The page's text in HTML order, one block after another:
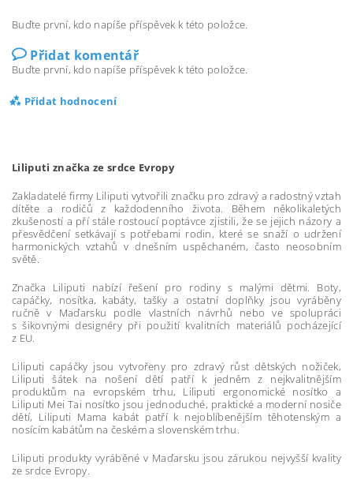
Buďte první, kdo napíše příspěvek k této položce.
Přidat komentář
Buďte první, kdo napíše příspěvek k této položce.
Přidat hodnocení
Liliputi značka ze srdce Evropy
Zakladatelé firmy Liliputi vytvořili značku pro zdravý a radostný vztah
dítěte a rodičů z každodenního života. Během několikaletých
zkušeností a pří stále rostoucí poptávce zjistili, že se jejich názory a
přesvědčení setkávají s potřebami rodin, které se snaží o udržení
harmonických vztahů v dnešním uspěchaném, často neosobním
světě.
Značka Liliputi nabízí řešení pro rodiny s malými dětmi. Boty,
capáčky, nosítka, kabáty, tašky a ostatní doplňky jsou vyráběny
ručně v Maďarsku podle vlastních návrhů nebo ve spolupráci
s šikovnými designéry při použití kvalitních materiálů pocházející
z EU.
Liliputi capáčky jsou vytvořeny pro zdravý růst dětských nožiček,
Liliputi šátek na nošení dětí patří k jedněm z nejkvalitnějším
produktům na evropském trhu, Liliputi ergonomické nosítko a
Liliputi Mei Tai nosítko jsou jednoduché, praktické a moderní nosiče
dětí, Liliputi Mama kabát patří k nejoblíbenějším těhotenským a
nosícím kabátům na českém a slovenském trhu.
Liliputi produkty vyráběné v Maďarsku jsou zárukou nejvyšší kvality
ze srdce Evropy.